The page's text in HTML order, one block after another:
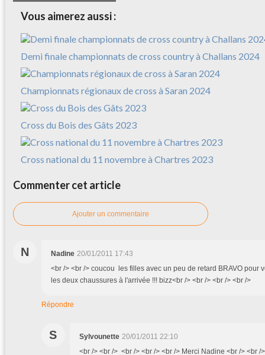
Vous aimerez aussi :
Demi finale championnats de cross country à Challans 2024
Championnats régionaux de cross à Saran 2024
Cross du Bois des Gâts 2023
Cross national du 11 novembre à Chartres 2023
Commenter cet article
Ajouter un commentaire
N Nadine 20/01/2011 17:43
<br /> <br /> coucou les filles avec un peu de retard BRAVO pour
les deux chaussures à l'arrivée !!! bizz<br /> <br /> <br /> <br />
Répondre
S Sylvounette 20/01/2011 22:10
<br /> <br /> <br /> <br /> <br /> Merci Nadine <br /> <br /